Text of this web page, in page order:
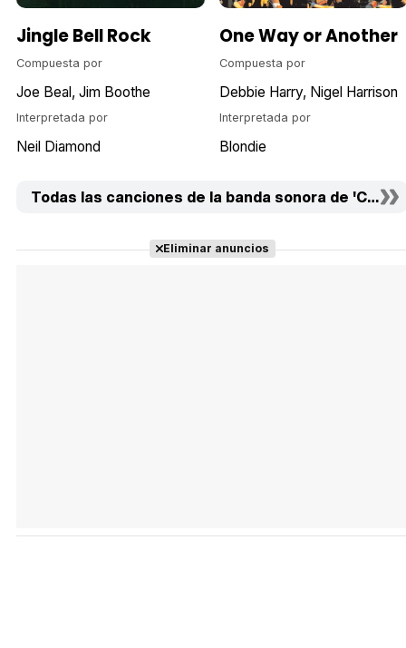
Jingle Bell Rock
Compuesta por
Joe Beal Jim Boothe
Interpretada por
Neil Diamond
One Way or Another
Compuesta por
Debbie Harry Nigel Harrison
Interpretada por
Blondie
Todas las canciones de la banda sonora de
Eliminar anuncios